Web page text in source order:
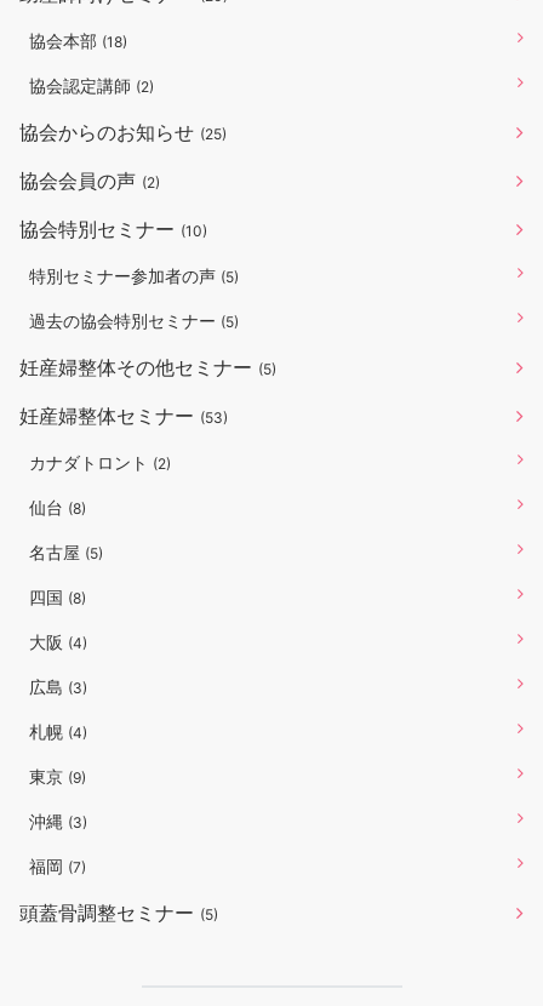
協会本部 (18)
協会認定講師 (2)
協会からのお知らせ (25)
協会会員の声 (2)
協会特別セミナー (10)
特別セミナー参加者の声 (5)
過去の協会特別セミナー (5)
妊産婦整体その他セミナー (5)
妊産婦整体セミナー (53)
カナダトロント (2)
仙台 (8)
名古屋 (5)
四国 (8)
大阪 (4)
広島 (3)
札幌 (4)
東京 (9)
沖縄 (3)
福岡 (7)
頭蓋骨調整セミナー (5)